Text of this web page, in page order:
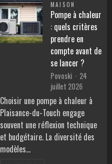
MAISON
Pompe à chaleur
: quels critères
prendre en
compte avant de
se lancer ?
Povoski
24
juillet 2026
Choisir une pompe à chaleur à
Plaisance-du-Touch engage
souvent une réflexion technique
et budgétaire. La diversité des
modèles…